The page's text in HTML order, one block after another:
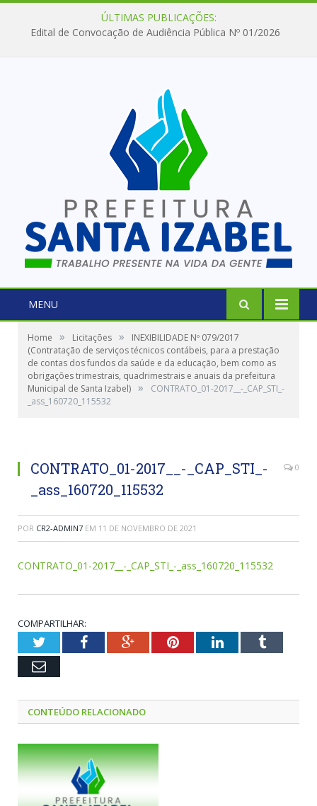
ÚLTIMAS PUBLICAÇÕES:
Edital de Convocação de Audiência Pública Nº 01/2026
MENU
Home » Licitações »
INEXIBILIDADE Nº 079/2017
(Contratação de serviços técnicos contábeis, para a prestação
de contas dos fundos da saúde e da educação, bem como as
obrigações trimestrais, quadrimestrais e anuais da prefeitura
Municipal de Santa Izabel) »
CONTRATO_01-2017__-_CAP_STI_-
_ass_160720_115532
CONTRATO_01-2017__-_CAP_STI_-
_ass_160720_115532
0
POR CR2-ADMIN7 EM 11 DE NOVEMBRO DE 2021
CONTRATO_01-2017__-_CAP_STI_-_ass_160720_115532
COMPARTILHAR:
TwitterFacebookGoogle+PinterestLinkedInTumblr
Email
CONTEÚDO RELACIONADO